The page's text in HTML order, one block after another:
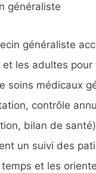
généraliste
généraliste
et les adultes pour
soins médicaux
contrôle
bilan de
un suivi des
et les